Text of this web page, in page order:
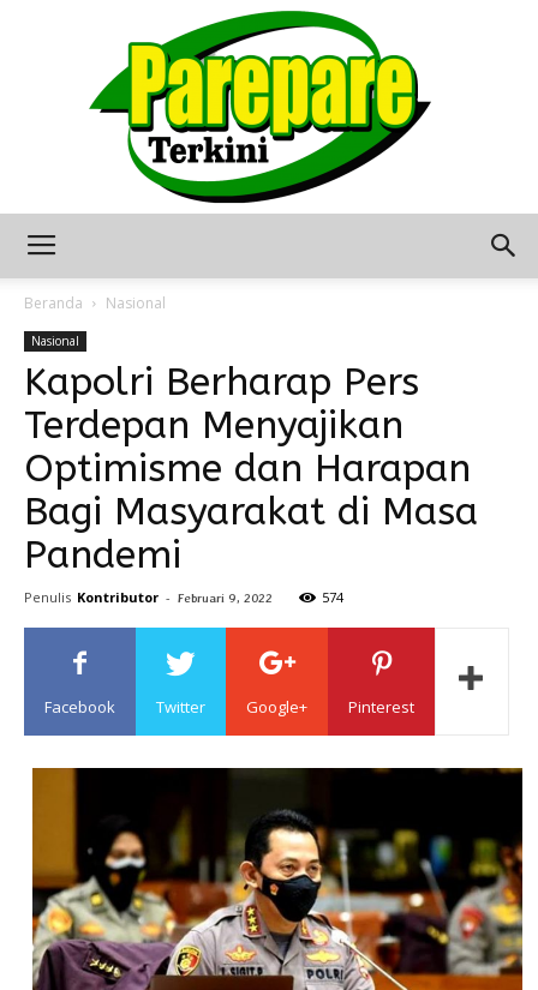
Terkini
Seputar
Sulawesi
Beranda Nasional
Nasional
Kapolri Berharap Pers
Terdepan Menyajikan
Optimisme dan Harapan
Bagi Masyarakat di Masa
Pandemi
Penulis Kontributor - Februari 9, 2022 574
Facebook Twitter Google+ Pinterest